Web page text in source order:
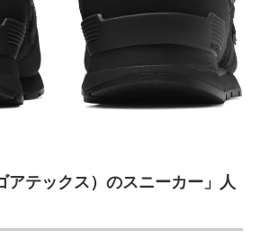
アテックス）のスニーカー」人